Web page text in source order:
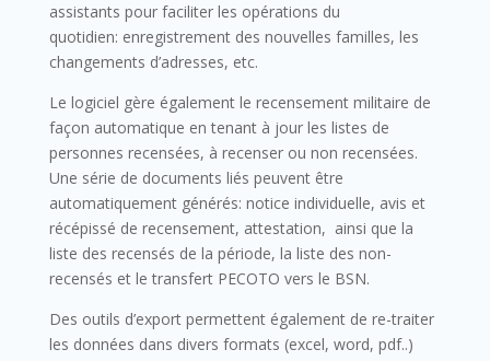
assistants pour faciliter les opérations du
quotidien: enregistrement des nouvelles familles, les
changements d’adresses, etc.
Le logiciel gère également le recensement militaire de
façon automatique en tenant à jour les listes de
personnes recensées, à recenser ou non recensées.
Une série de documents liés peuvent être
automatiquement générés: notice individuelle, avis et
récépissé de recensement, attestation, ainsi que la
liste des recensés de la période, la liste des non-
recensés et le transfert PECOTO vers le BSN.
Des outils d’export permettent également de re-traiter
les données dans divers formats (excel, word, pdf..)